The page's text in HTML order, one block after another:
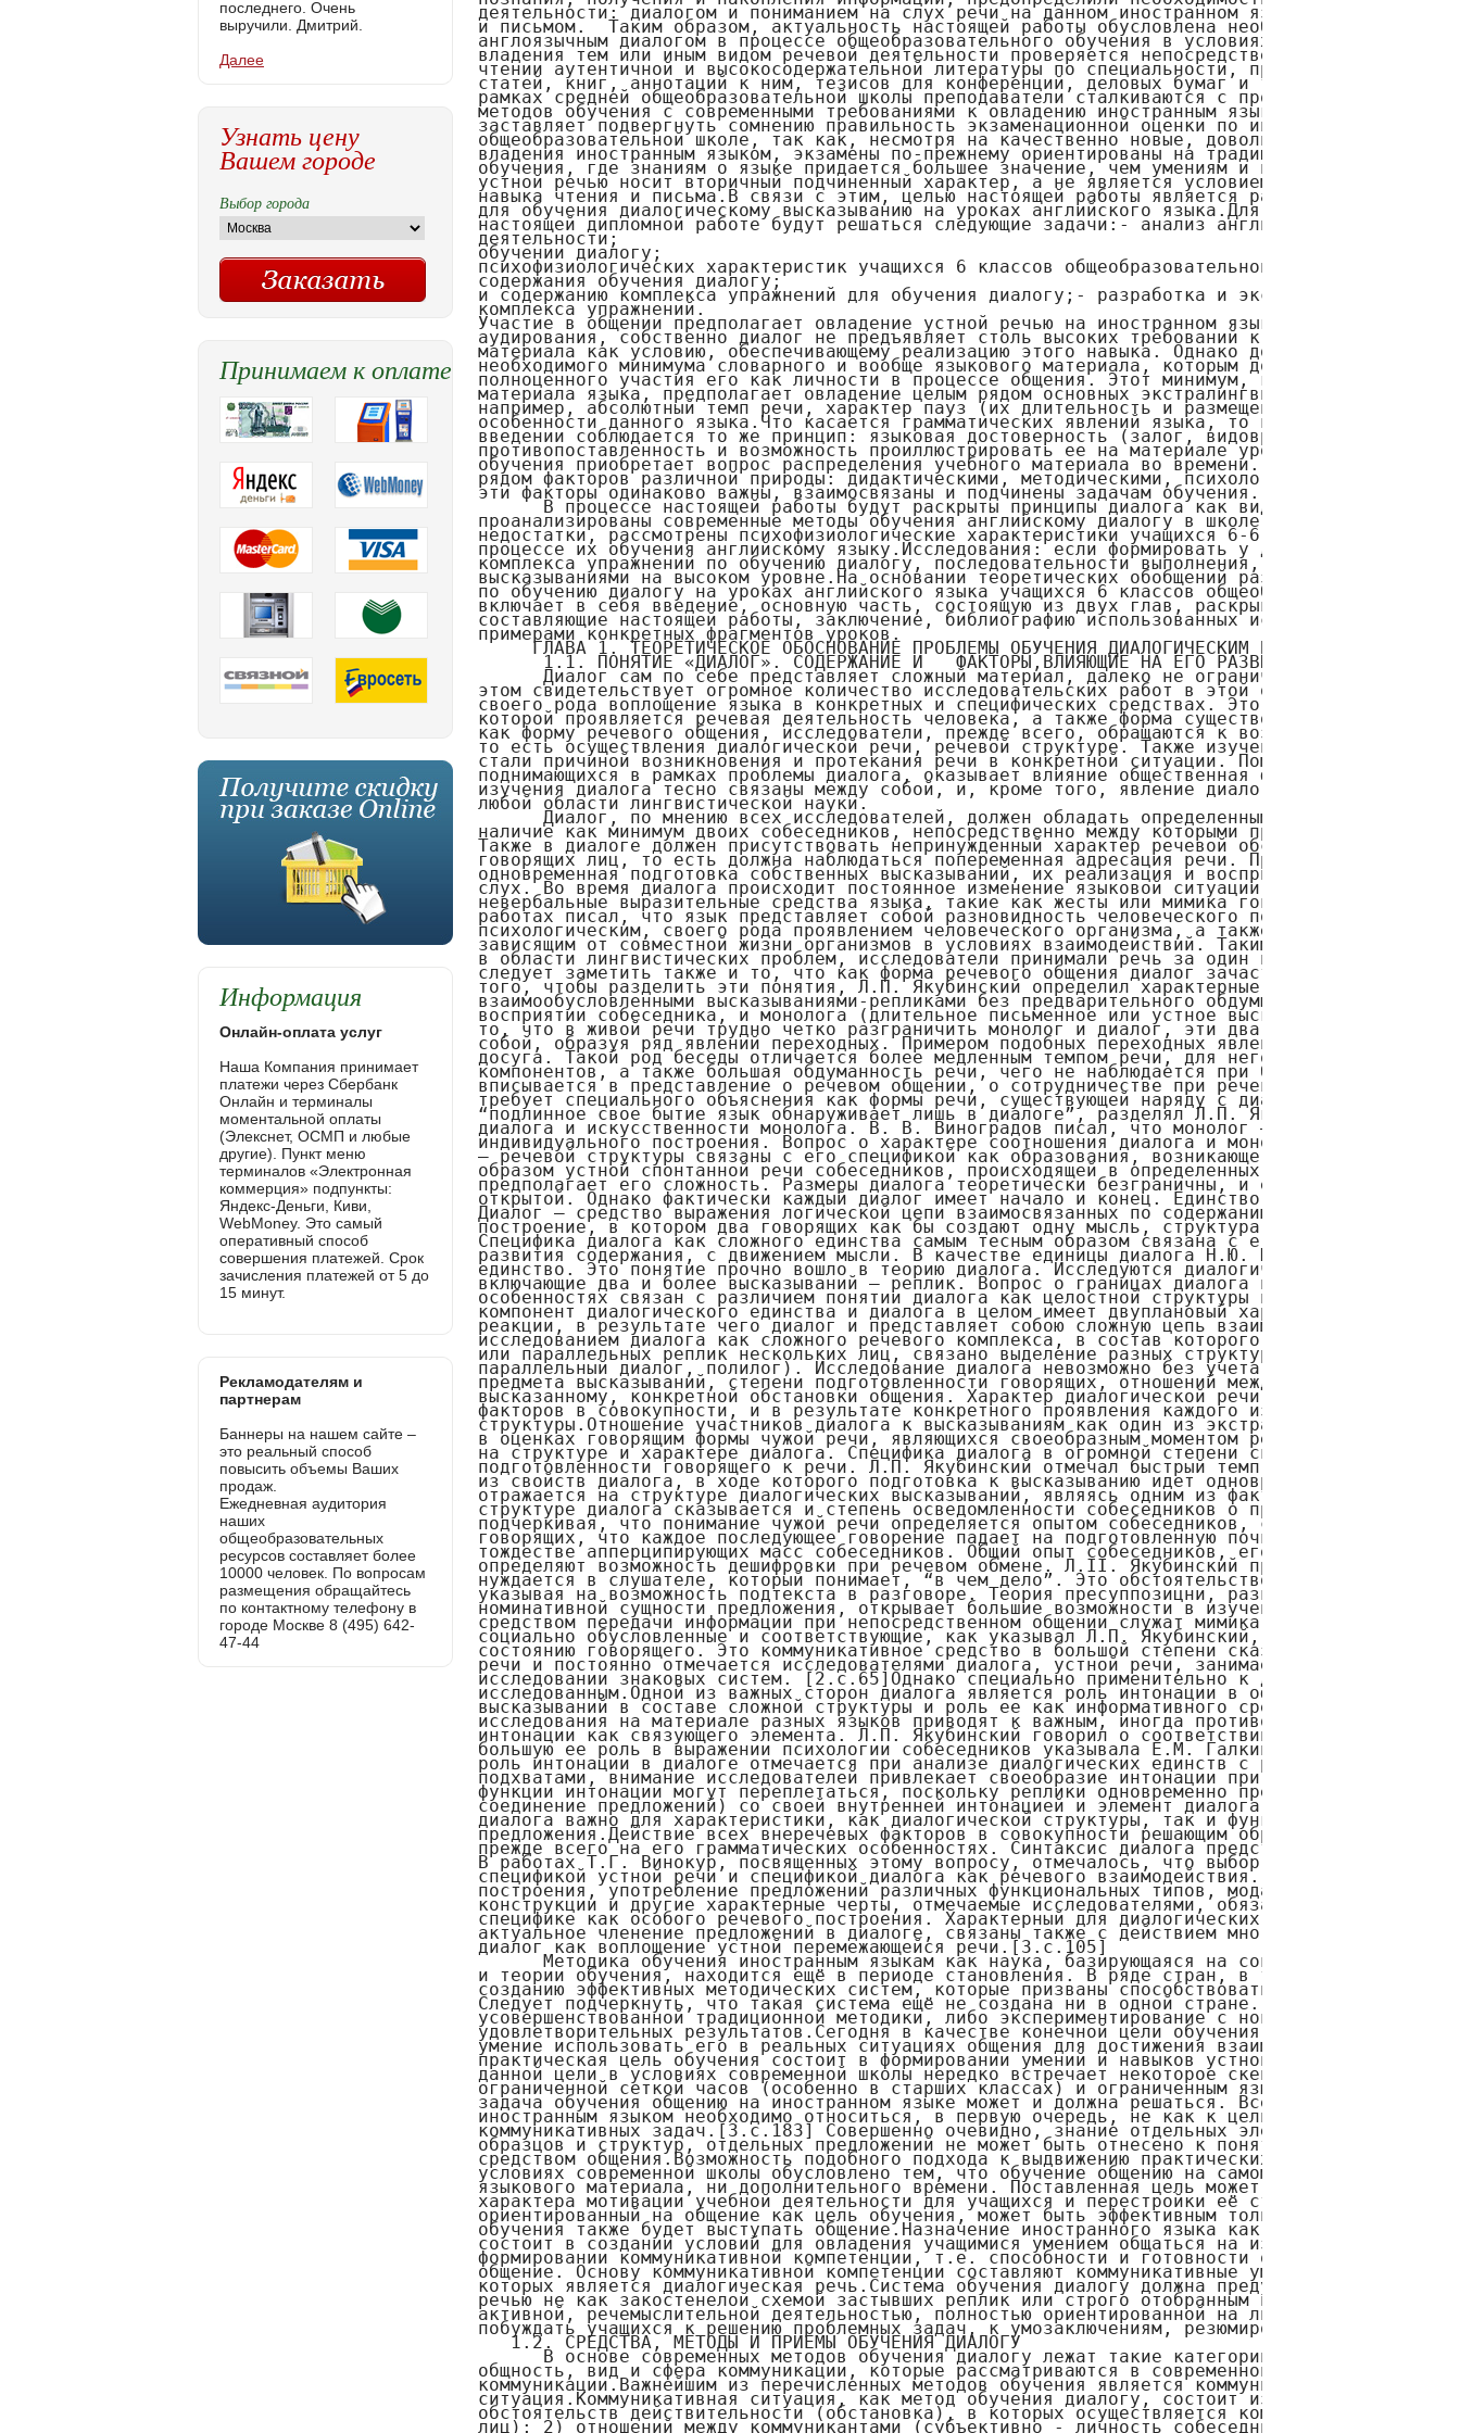
последнего. Очень
выручили. Дмитрий.
Далее
Узнать цену
Вашем городе
Выбор города
Принимаем к оплате
Информация
Онлайн-оплата услуг
Наша Компания принимает
платежи через Сбербанк
Онлайн и терминалы
моментальной оплаты
(Элекснет, ОСМП и любые
другие). Пункт меню
терминалов «Электронная
коммерция» подпункты:
Яндекс-Деньги, Киви,
WebMoney. Это самый
оперативный способ
совершения платежей. Срок
зачисления платежей от 5 до
15 минут.
Рекламодателям и
партнерам
Баннеры на нашем сайте –
это реальный способ
повысить объемы Ваших
продаж.
Ежедневная аудитория
наших
общеобразовательных
ресурсов составляет более
10000 человек. По вопросам
размещения обращайтесь
по контактному телефону в
городе Москве 8 (495) 642-
47-44